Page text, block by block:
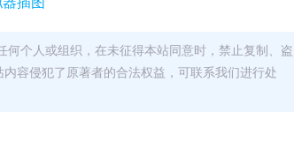
个人或组织，在未征得本站同意时，禁止复制、盗
容侵犯了原著者的合法权益，可联系我们进行处